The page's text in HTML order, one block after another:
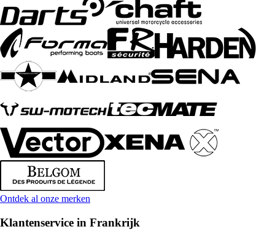
Ontdek al onze merken
Klantenservice in Frankrijk